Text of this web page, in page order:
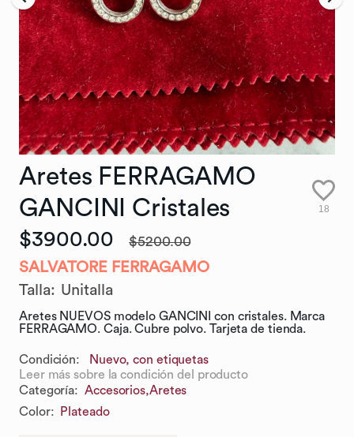
Aretes FERRAGAMO
GANCINI
Cristales 18
$3900.00 $5200.00
SALVATORE FERRAGAMO
Talla: Unitalla
Aretes NUEVOS modelo GANCINI con cristales. Marca
FERRAGAMO. Caja. Cubre polvo. Tarjeta de tienda.
Condición:
Nuevo, con etiquetas
Leer más sobre la condición del producto
Categoría: Accesorios,Aretes
Color: Plateado